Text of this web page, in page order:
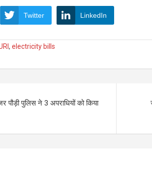
Twitter LinkedIn
, electricity bills
पुलिस ने 3 अपराधियों को किया